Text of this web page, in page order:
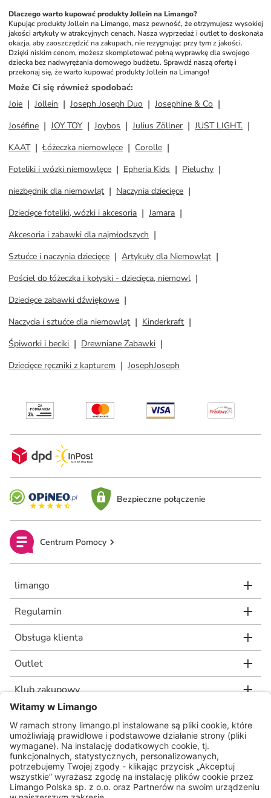
Dlaczego warto kupować produkty Jollein na Limango?
Kupując produkty Jollein na Limango, masz pewność, że otrzymujesz wysokiej
jakości artykuły w atrakcyjnych cenach. Nasza wyprzedaż i outlet to doskonała
okazja, aby zaoszczędzić na zakupach, nie rezygnując przy tym z jakości.
Dzięki niskim cenom, możesz skompletować pełną wyprawkę dla swojego
dziecka bez nadwyrężania domowego budżetu. Sprawdź naszą ofertę i
przekonaj się, że warto kupować produkty Jollein na Limango!
Może Ci się również spodobać:
Joie
Jollein Joseph Joseph Duo
Josephine & Co
Joséfine
JOY TOY Joybos Julius Zöllner
JUST LIGHT.
KAAT
Łóżeczka niemowlęce
Corolle
Foteliki i wózki niemowlęce
Epheria Kids
Pieluchy
niezbędnik dla niemowląt
Naczynia dziecięce
Dziecięce foteliki, wózki i akcesoria
Jamara
Akcesoria i zabawki dla najmłodszych
Sztućce i naczynia dziecięce
Artykuły dla Niemowląt
Pościel do łóżeczka i kołyski - dziecięca, niemowl
Dziecięce zabawki dźwiękowe
Naczycia i sztućce dla niemowląt
Kinderkraft
Śpiworki i beciki
Drewniane Zabawki
Dziecięce ręczniki z kapturem
JosephJoseph
Bezpieczne połączenie
Centrum Pomocy
limango
Regulamin
Obsługa klienta
Outlet
Klub zakupowy